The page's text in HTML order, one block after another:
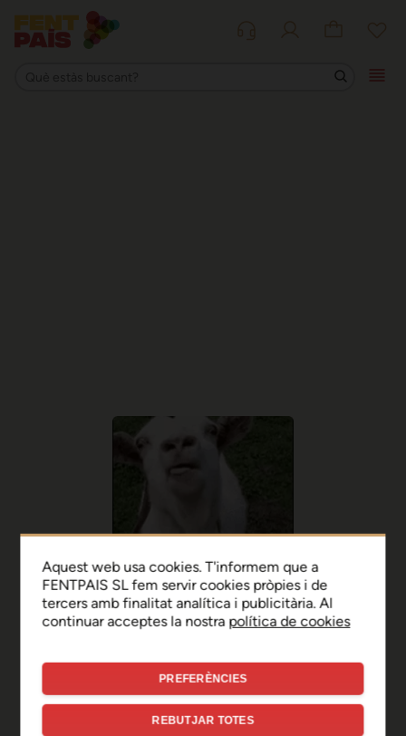
Ep, disculpa!
Aquest web usa cookies. T'informem que a
FENTPAIS SL fem servir cookies pròpies i de
tercers amb finalitat analítica i publicitària. Al
continuar acceptes la nostra política de cookies
PREFERÈNCIES
REBUTJAR TOTES